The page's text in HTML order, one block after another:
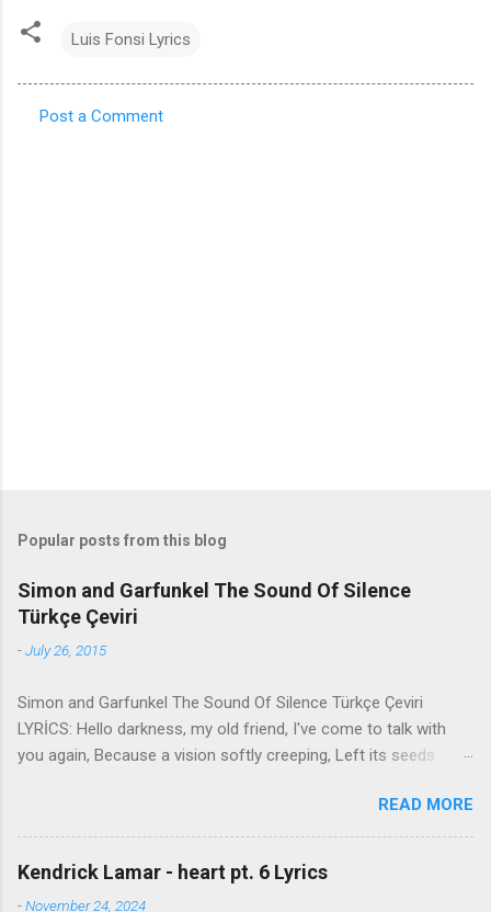
Luis Fonsi Lyrics
Post a Comment
Popular posts from this blog
Simon and Garfunkel The Sound Of Silence
Türkçe Çeviri
-July 26, 2015
Simon and Garfunkel The Sound Of Silence Türkçe Çeviri
LYRİCS: Hello darkness, my old friend, I've come to talk with
you again, Because a vision softly creeping, Left its seeds
brain Still remains Within the sound of silence. In restless
dreams i walked alone Narrow streets of cobblestone, 'neath
the halo of a street lamp, I turned my collar to the cold and
damp When my eyes were stabbed by the flash of a neon light
READ MORE
Kendrick Lamar - heart pt. 6 Lyrics
-November 24, 2024